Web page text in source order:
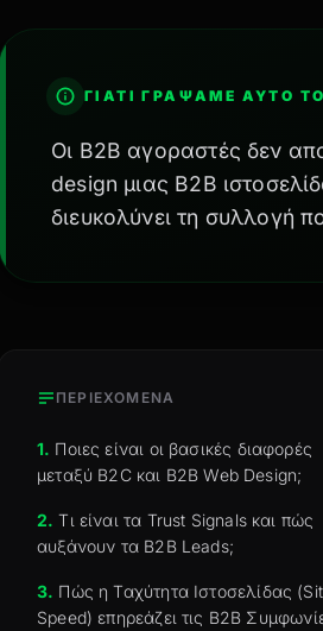
ΓΙΑΤΊ ΓΡΆΨΑΜΕ ΑΥΤΌ
Οι B2B αγοραστές δεν
design μιας B2B
διευκολύνει τη συλλογή
ΠΕΡΙΕΧΟΜΕΝΑ
1. Ποιες είναι οι βασικές διαφορές
μεταξύ B2C και B2B Web Design;
2. Τι είναι τα Trust Signals και πώς
αυξάνουν τα B2B Leads;
3. Πώς η Ταχύτητα Ιστοσελίδας
Speed) επηρεάζει τις B2B